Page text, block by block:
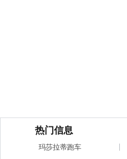
热门信息
玛莎拉蒂跑车